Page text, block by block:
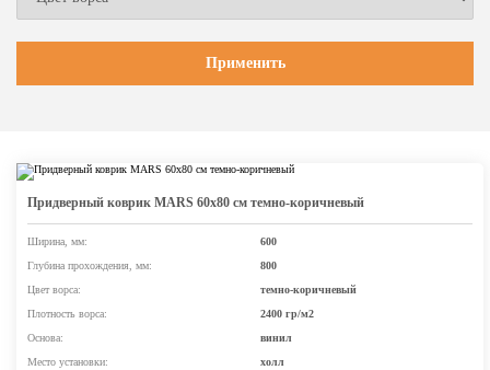
Придверный коврик MARS 60х80 см темно-коричневый
Ширина, мм:
600
Глубина прохождения, мм:
800
Цвет ворса:
темно-коричневый
Плотность ворса:
2400 гр/м2
Основа:
винил
Место установки:
холл